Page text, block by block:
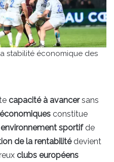
stabilité économique des
capacité à avancersans
constitue
environnement sportifde
de la rentabilitédevient
clubs européens